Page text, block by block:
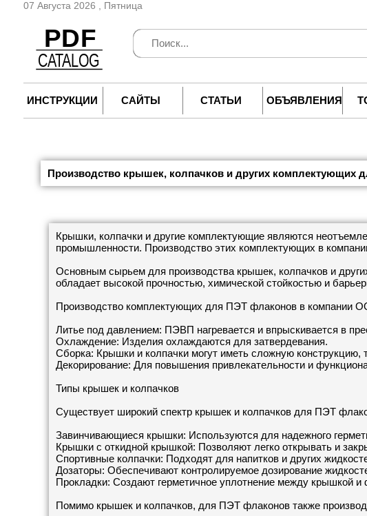
07 Августа 2026 , Пятница
ИНСТРУКЦИИ САЙТЫ СТАТЬИ ОБЪЯВЛЕНИЯ
Производство крышек, колпачков и других комплектующих
Крышки, колпачки и другие комплектующие являются
промышленности. Производство этих комплектующих в
Основным сырьем для производства крышек, колпачков и
обладает высокой прочностью, химической стойкостью и
Производство комплектующих для ПЭТ флаконов в компании
Литье под давлением: ПЭВП нагревается и впрыскивается в
Охлаждение: Изделия охлаждаются для затвердевания.
Сборка: Крышки и колпачки могут иметь сложную конструкцию,
Декорирование: Для повышения привлекательности и
Типы крышек и колпачков
Существует широкий спектр крышек и колпачков для ПЭТ
Завинчивающиеся крышки: Используются для надежного
Крышки с откидной крышкой: Позволяют легко открывать и
Спортивные колпачки: Подходят для напитков и других
Дозаторы: Обеспечивают контролируемое дозирование
Прокладки: Создают герметичное уплотнение между крышкой и
Помимо крышек и колпачков, для ПЭТ флаконов также